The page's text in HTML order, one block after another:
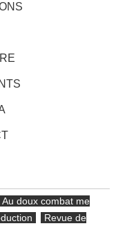
Au doux combat me
Revue de